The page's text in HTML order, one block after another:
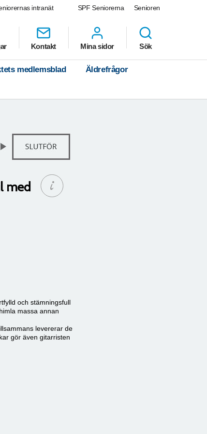
SPF Seniorerna Senioren
intranät
Kontakt Mina sidor Sök
medlemsblad Äldrefrågor
med
och stämningsfull
massa annan
levererar de
gör även gitarristen